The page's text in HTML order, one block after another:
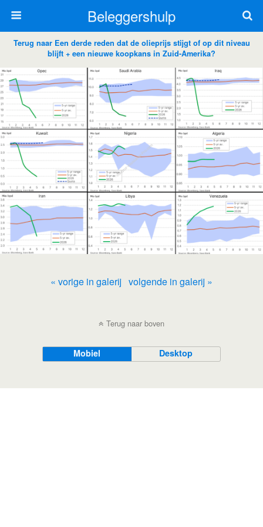
Beleggershulp
Terug naar Een derde reden dat de olieprijs stijgt of op dit niveau
blijft + een nieuwe koopkans in Zuid-Amerika?
« vorige in galerij volgende in galerij »
Terug naar boven
Mobiel Desktop